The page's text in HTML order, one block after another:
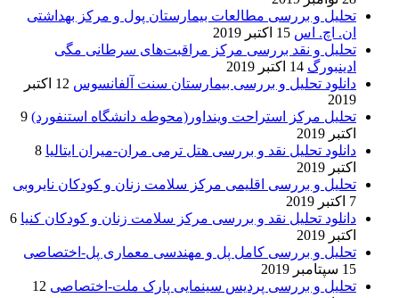
تحلیل و بررسی مطالعات بیمارستان پول و مرکز بهداشتی
ان. اچ. اس 15 اکتبر 2019
تحلیل و نقد بررسی مرکز مراقبت‌های سرطانی مگی
ادینبورگ 14 اکتبر 2019
دانلود تحلیل و بررسی بیمارستان سنت آلفانسوس
12 اکتبر
2019
تحلیل مرکز استراحت وینداور(محوطه دانشگاه استنفورد) 9
اکتبر 2019
دانلود تحلیل نقد و بررسی هتل ترمی مران-میران ایتالیا 8
اکتبر 2019
تحلیل و بررسی اقلیمی مرکز سلامت زنان و کودکان نایروبی
7 اکتبر 2019
دانلود تحلیل نقد و بررسی مرکز سلامت زنان و کودکان کنیا 6
اکتبر 2019
تحلیل و بررسی کامل پل و مهندسی معماری پل-اختصاصی
15 سپتامبر 2019
تحلیل و بررسی پردیس سینمایی پارک ملت-اختصاصی 12